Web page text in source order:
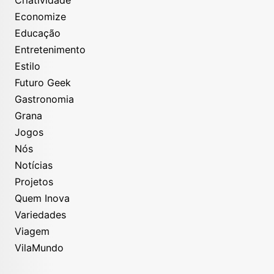
Economize
Educação
Entretenimento
Estilo
Futuro Geek
Gastronomia
Grana
Jogos
Nós
Notícias
Projetos
Quem Inova
Variedades
Viagem
VilaMundo